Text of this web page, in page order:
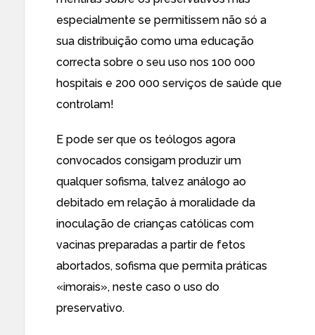
especialmente se permitissem não só a
sua distribuição como uma educação
correcta sobre o seu uso nos 100 000
hospitais e 200 000 serviços de saúde que
controlam!
E pode ser que os teólogos agora
convocados consigam produzir um
qualquer sofisma, talvez análogo ao
debitado em relação à moralidade da
inoculação de crianças católicas com
vacinas preparadas a partir de fetos
abortados, sofisma que permita práticas
«imorais», neste caso o uso do
preservativo.